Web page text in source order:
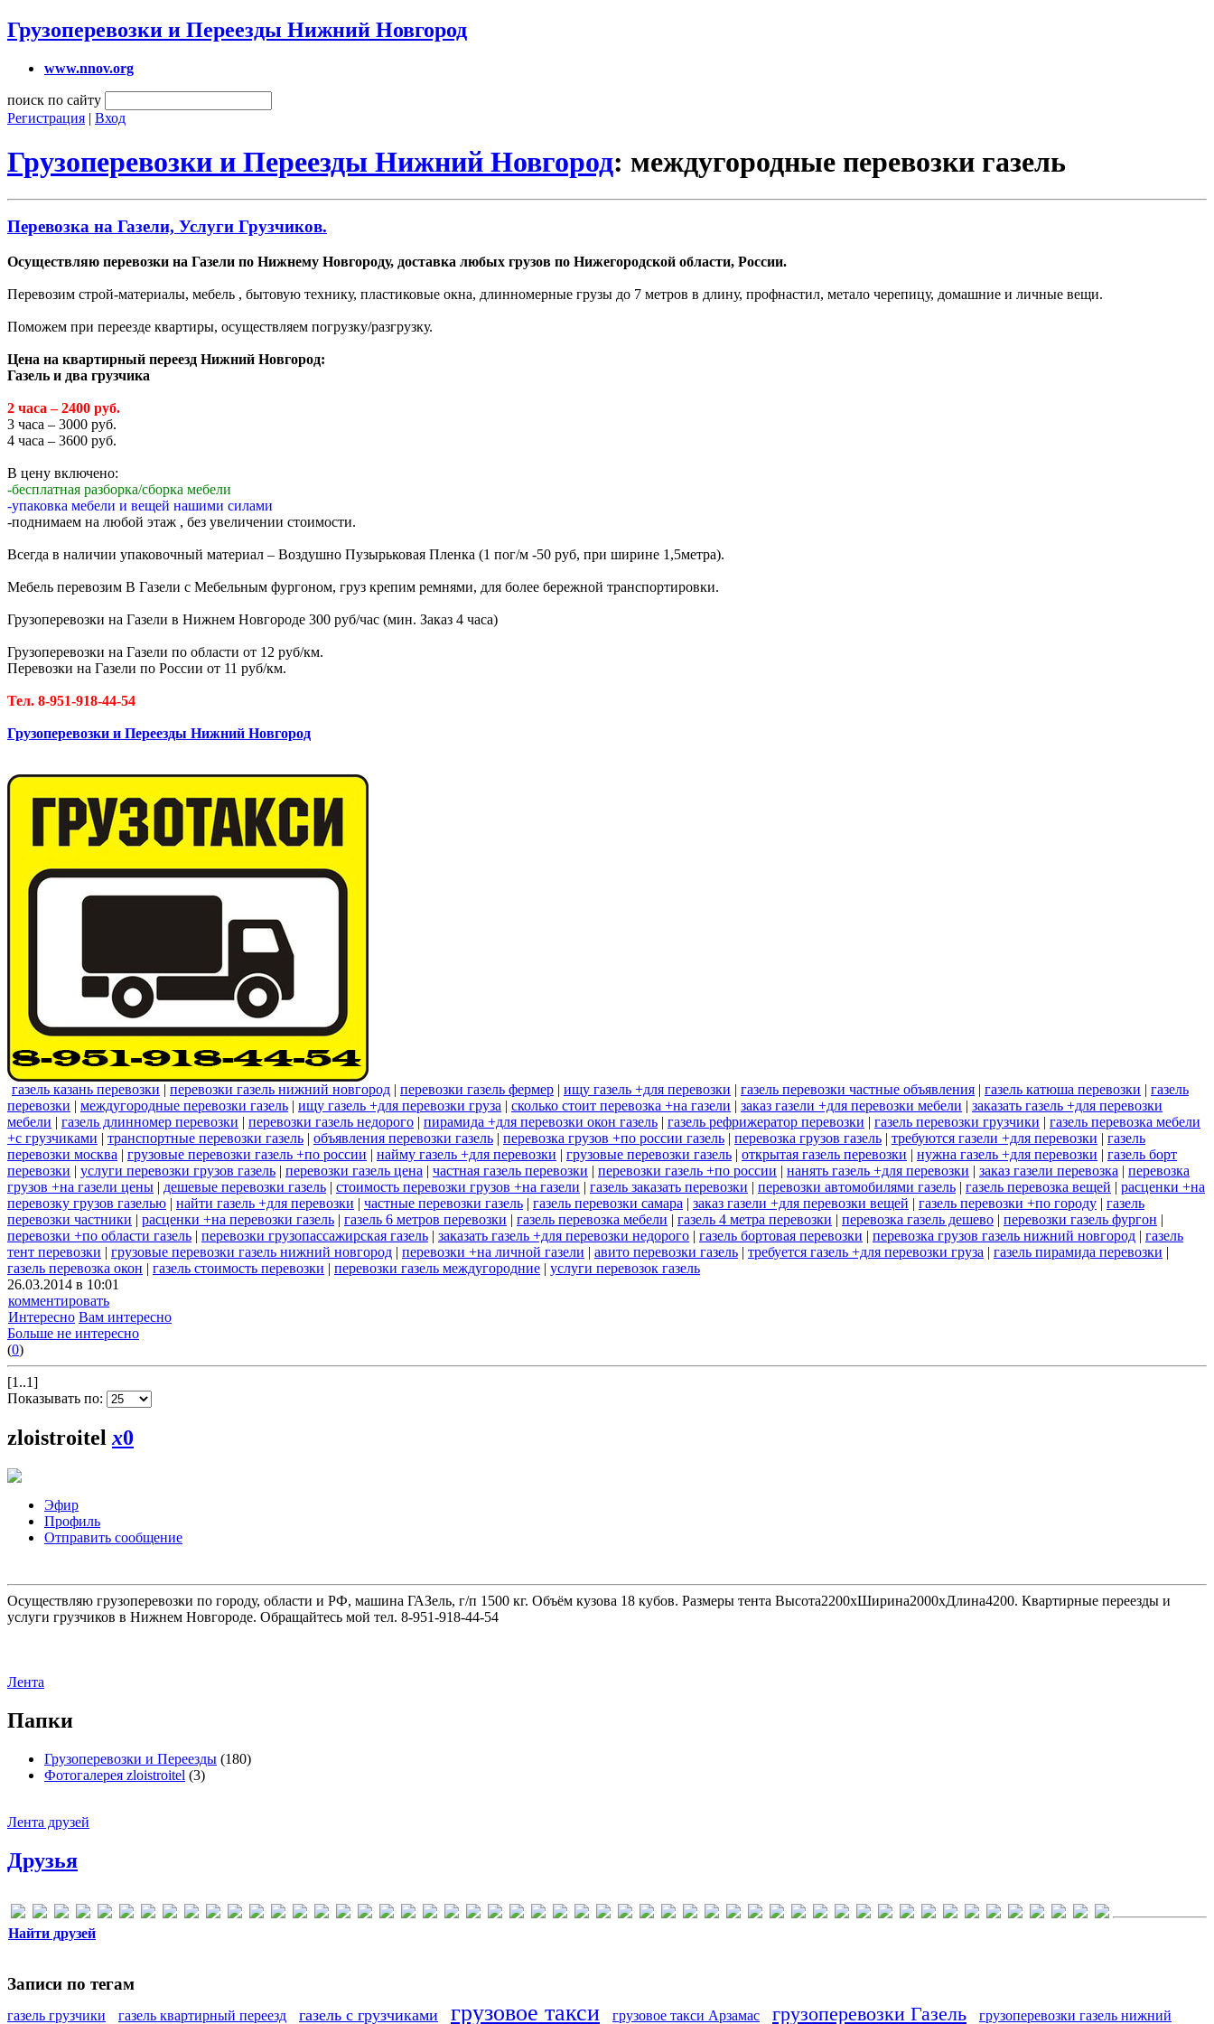
Грузоперевозки и Переезды Нижний Новгород
www.nnov.org
поиск по сайту
Регистрация | Вход
Грузоперевозки и Переезды Нижний Новгород: междугородные перевозки газель
Перевозка на Газели, Услуги Грузчиков.
Осуществляю перевозки на Газели по Нижнему Новгороду, доставка любых грузов по Нижегородской области, России.
Перевозим строй-материалы, мебель , бытовую технику, пластиковые окна, длинномерные грузы до 7 метров в длину, профнастил, метало черепицу, домашние и личные вещи.
Поможем при переезде квартиры, осуществляем погрузку/разгрузку.
Цена на квартирный переезд Нижний Новгород:
Газель и два грузчика
2 часа – 2400 руб.
3 часа – 3000 руб.
4 часа – 3600 руб.
В цену включено:
-бесплатная разборка/сборка мебели
-упаковка мебели и вещей нашими силами
-поднимаем на любой этаж , без увеличении стоимости.
Всегда в наличии упаковочный материал – Воздушно Пузырьковая Пленка (1 пог/м -50 руб, при ширине 1,5метра).
Мебель перевозим В Газели с Мебельным фургоном, груз крепим ремнями, для более бережной транспортировки.
Грузоперевозки на Газели в Нижнем Новгороде 300 руб/час (мин. Заказ 4 часа)
Грузоперевозки на Газели по области от 12 руб/км.
Перевозки на Газели по России от 11 руб/км.
Тел. 8-951-918-44-54
Грузоперевозки и Переезды Нижний Новгород
газель казань перевозки | перевозки газель нижний новгород | перевозки газель фермер | ищу газель +для перевозки | газель перевозки частные объявления | газель катюша перевозки | газель
перевозки | междугородные перевозки газель | ищу газель +для перевозки груза | сколько стоит перевозка +на газели | заказ газели +для перевозки мебели | заказать газель +для перевозки
мебели | газель длинномер перевозки | перевозки газель недорого | пирамида +для перевозки окон газель | газель рефрижератор перевозки | газель перевозки грузчики | газель перевозка мебели
+с грузчиками | транспортные перевозки газель | объявления перевозки газель | перевозка грузов +по россии газель | перевозка грузов газель | требуются газели +для перевозки | газель
перевозки москва | грузовые перевозки газель +по россии | найму газель +для перевозки | грузовые перевозки газель | открытая газель перевозки | нужна газель +для перевозки | газель борт
перевозки | услуги перевозки грузов газель | перевозки газель цена | частная газель перевозки | перевозки газель +по россии | нанять газель +для перевозки | заказ газели перевозка | перевозка
грузов +на газели цены | дешевые перевозки газель | стоимость перевозки грузов +на газели | газель заказать перевозки | перевозки автомобилями газель | газель перевозка вещей | расценки +на
перевозку грузов газелью | найти газель +для перевозки | частные перевозки газель | газель перевозки самара | заказ газели +для перевозки вещей | газель перевозки +по городу | газель
перевозки частники | расценки +на перевозки газель | газель 6 метров перевозки | газель перевозка мебели | газель 4 метра перевозки | перевозка газель дешево | перевозки газель фургон |
перевозки +по области газель | перевозки грузопассажирская газель | заказать газель +для перевозки недорого | газель бортовая перевозки | перевозка грузов газель нижний новгород | газель
тент перевозки | грузовые перевозки газель нижний новгород | перевозки +на личной газели | авито перевозки газель | требуется газель +для перевозки груза | газель пирамида перевозки |
газель перевозка окон | газель стоимость перевозки | перевозки газель междугородние | услуги перевозок газель
26.03.2014 в 10:01
комментировать
Интересно Вам интересно
Больше не интересно
(0)
[1..1]
Показывать по:
zloistroitel x0
Эфир
Профиль
Отправить сообщение
Осуществляю грузоперевозки по городу, области и РФ, машина ГАЗель, г/п 1500 кг. Объём кузова 18 кубов. Размеры тента Высота2200хШирина2000хДлина4200. Квартирные переезды и
услуги грузчиков в Нижнем Новгороде. Обращайтесь мой тел. 8-951-918-44-54
Лента
Папки
Грузоперевозки и Переезды (180)
Фотогалерея zloistroitel (3)
Лента друзей
Друзья
Найти друзей
Записи по тегам
газель грузчики газель квартирный переезд газель с грузчиками грузовое такси грузовое такси Арзамас грузоперевозки Газель грузоперевозки газель нижний